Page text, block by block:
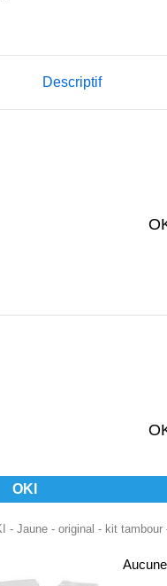
Descriptif
OKI
- Jaune - original - kit